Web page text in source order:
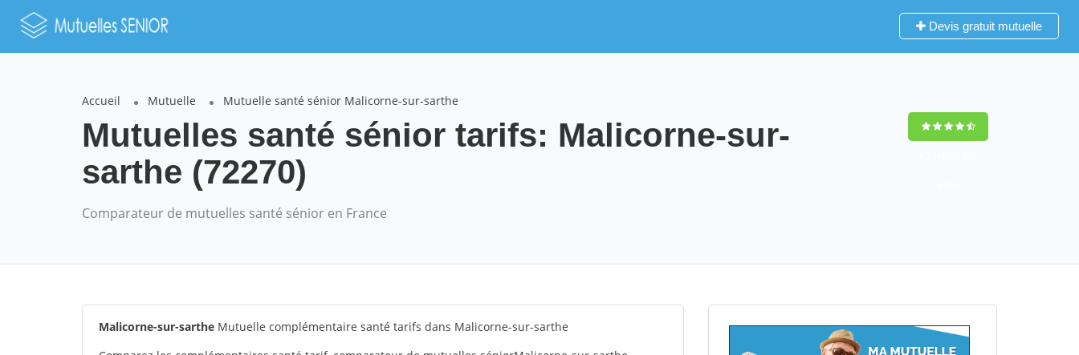
Devis gratuit mutuelle
Accueil Mutuelle Mutuelle santé sénior Malicorne-sur-sarthe
Mutuelles santé sénior tarifs: Malicorne-sur-
sarthe (72270)
Comparateur de mutuelles santé sénior en France
Malicorne-sur-sarthe Mutuelle complémentaire santé tarifs dans Malicorne-sur-sarthe